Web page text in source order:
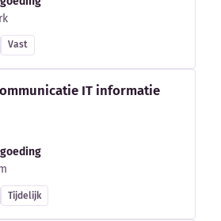
Vast
IT informatie
Tijdelijk